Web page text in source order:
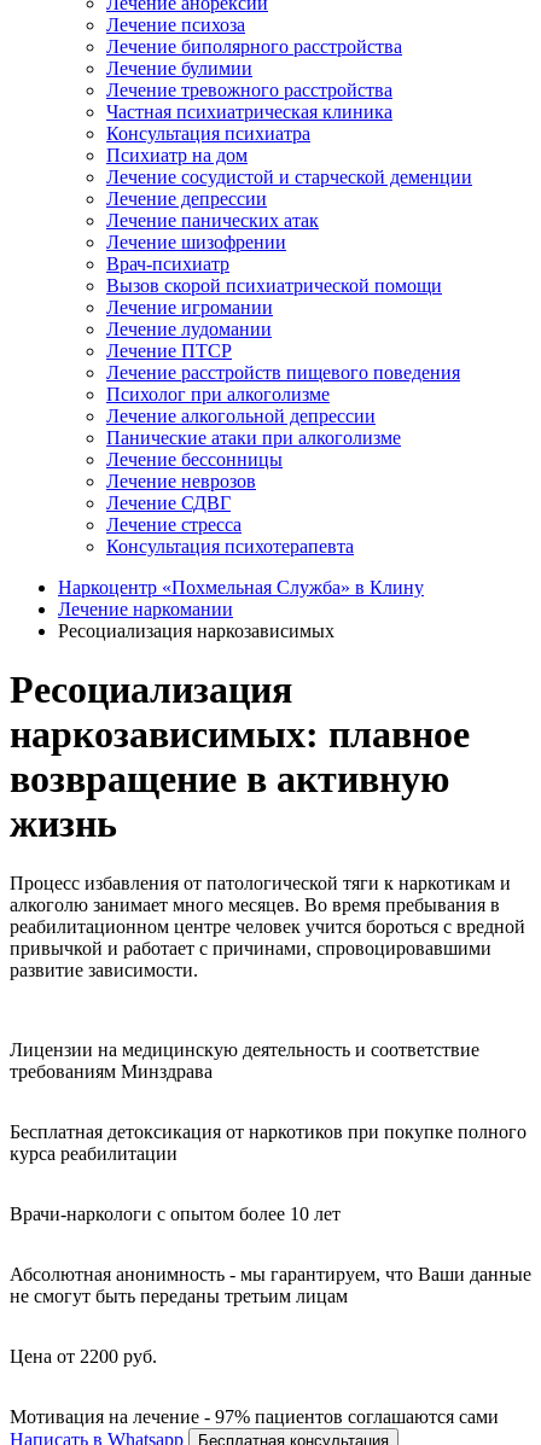
Лечение психоза
Лечение биполярного расстройства
Лечение булимии
Лечение тревожного расстройства
Частная психиатрическая клиника
Консультация психиатра
Психиатр на дом
Лечение сосудистой и старческой деменции
Лечение депрессии
Лечение панических атак
Лечение шизофрении
Врач-психиатр
Вызов скорой психиатрической помощи
Лечение игромании
Лечение лудомании
Лечение ПТСР
Лечение расстройств пищевого поведения
Психолог при алкоголизме
Лечение алкогольной депрессии
Панические атаки при алкоголизме
Лечение бессонницы
Лечение неврозов
Лечение СДВГ
Лечение стресса
Консультация психотерапевта
Наркоцентр «Похмельная Служба» в Клину
Лечение наркомании
Ресоциализация наркозависимых
Ресоциализация
наркозависимых: плавное
возвращение в активную
жизнь
Процесс избавления от патологической тяги к наркотикам и
алкоголю занимает много месяцев. Во время пребывания в
реабилитационном центре человек учится бороться с вредной
привычкой и работает с причинами, спровоцировавшими
развитие зависимости.
Лицензии на медицинскую деятельность и соответствие
требованиям Минздрава
Бесплатная детоксикация от наркотиков при покупке полного
курса реабилитации
Врачи-наркологи с опытом более 10 лет
Абсолютная анонимность - мы гарантируем, что Ваши данные
не смогут быть переданы третьим лицам
Цена от 2200 руб.
Мотивация на лечение - 97% пациентов соглашаются сами
Написать в Whatsapp
Бесплатная консультация